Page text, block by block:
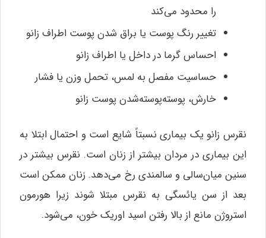
را محدود می‌کند
تغییر رنگ پوست یا براق شدن پوست اطراف زانو
احساس گرما در داخل یا اطراف زانو
حساسیت مفصل به لمس، تحمل وزن یا فشار
خارش، پوسته‌پوسته‌شدن پوست زانو
نقرس زانو یک بیماری نسبتاً شایع است و احتمال ابتلا به
این بیماری در مردان بیشتر از زنان است. نقرس بیشتر در
سنین میان‌سالی و سالمندی رخ می‌دهد. زنان ممکن است
بعد از سن یائسگی به نقرس مبتلا ‌شوند زیرا هورمون
استروژن مانع از بالا رفتن اسید اوریک خون، می‌شود.